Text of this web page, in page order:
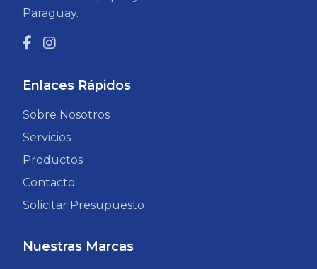
Paraguay.
Enlaces Rápidos
Sobre Nosotros
Servicios
Productos
Contacto
Solicitar Presupuesto
Nuestras Marcas